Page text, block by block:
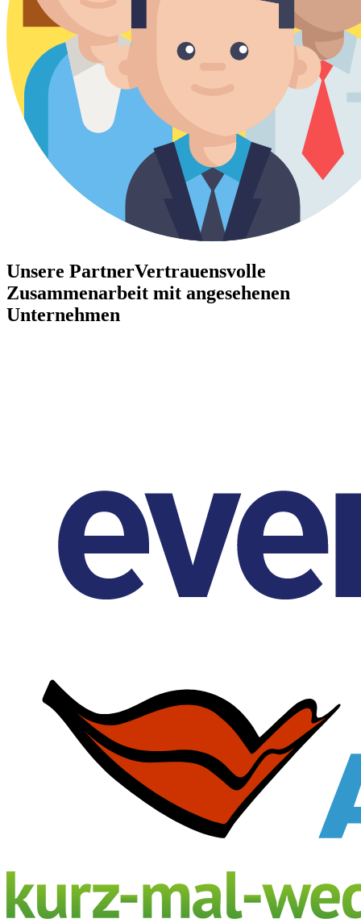
Unsere PartnerVertrauensvolle
Zusammenarbeit mit angesehenen
Unternehmen